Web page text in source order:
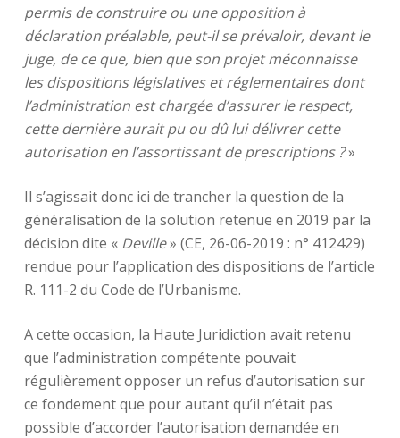
permis de construire ou une opposition à
déclaration préalable, peut-il se prévaloir, devant le
juge, de ce que, bien que son projet méconnaisse
les dispositions législatives et réglementaires dont
l’administration est chargée d’assurer le respect,
cette dernière aurait pu ou dû lui délivrer cette
autorisation en l’assortissant de prescriptions ?»
Il s’agissait donc ici de trancher la question de la
généralisation de la solution retenue en 2019 par la
décision dite « Deville» (CE, 26-06-2019 : n° 412429)
rendue pour l’application des dispositions de l’article
R. 111-2 du Code de l’Urbanisme.
A cette occasion, la Haute Juridiction avait retenu
que l’administration compétente pouvait
régulièrement opposer un refus d’autorisation sur
ce fondement que pour autant qu’il n’était pas
possible d’accorder l’autorisation demandée en